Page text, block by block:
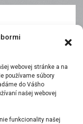
webovej stránke a na
používame súbory
do Vášho
našej webovej
funkcionality našej